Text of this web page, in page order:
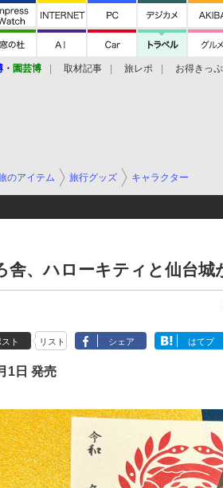
・ 園芸博 取材記事 旅レポ お得きっぷ
のアイテム 旅行グッズ キャラクター
舎、ハローキティと仙台城
スト リスト シェア はてブ
1日 発売